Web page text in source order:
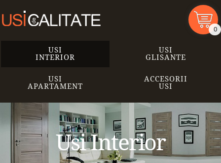
0
USI
INTERIOR
USI
GLISANTE
USI
APARTAMENT
ACCESORII
USI
Usi Interior